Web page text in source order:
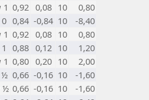
1 0,92 0,08 10
0,80
0 0,84 -0,84 10
-8,40
1 0,92 0,08 10
0,80
0,88 0,12 10
1,20
1 0,80 0,20 10
2,00
½ 0,66 -0,16 10
-1,60
½ 0,66 -0,16 10
-1,60